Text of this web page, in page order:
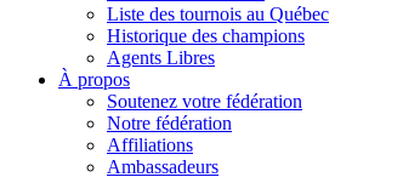
Liste des tournois au Québec
Historique des champions
Agents Libres
À propos
Soutenez votre fédération
Notre fédération
Affiliations
Ambassadeurs